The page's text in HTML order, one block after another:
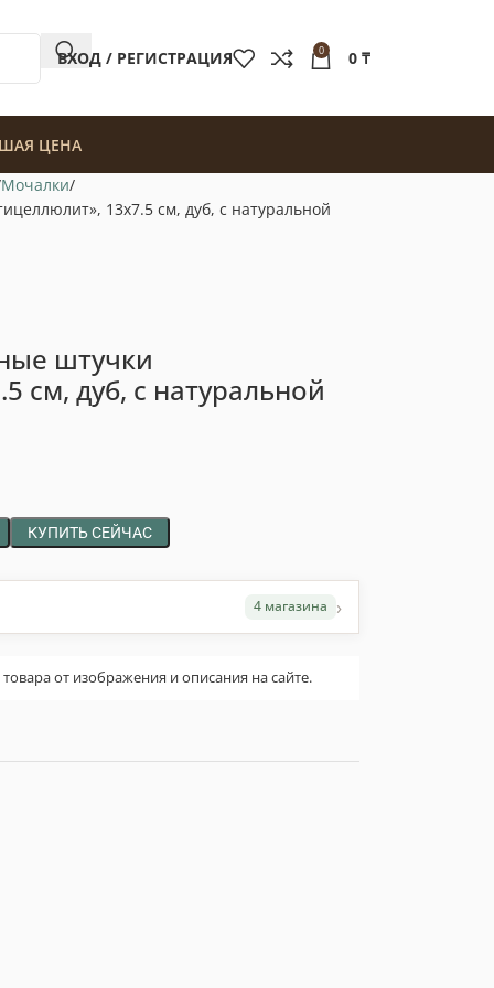
ВХОД / РЕГИСТРАЦИЯ 0 0 ₸
ЦЕНА
Мочалки
13х7.5 см, дуб, с натуральной
штучки
см, дуб, с натуральной
КУПИТЬ СЕЙЧАС
4 магазина ›
от изображения и описания на сайте.